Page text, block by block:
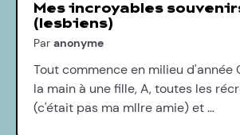
Mes incroyables
(lesbiens)
Par anonyme
Tout commence en milieu d'année
la main à une fille, A, toutes les
(c'était pas ma mllre amie) et …